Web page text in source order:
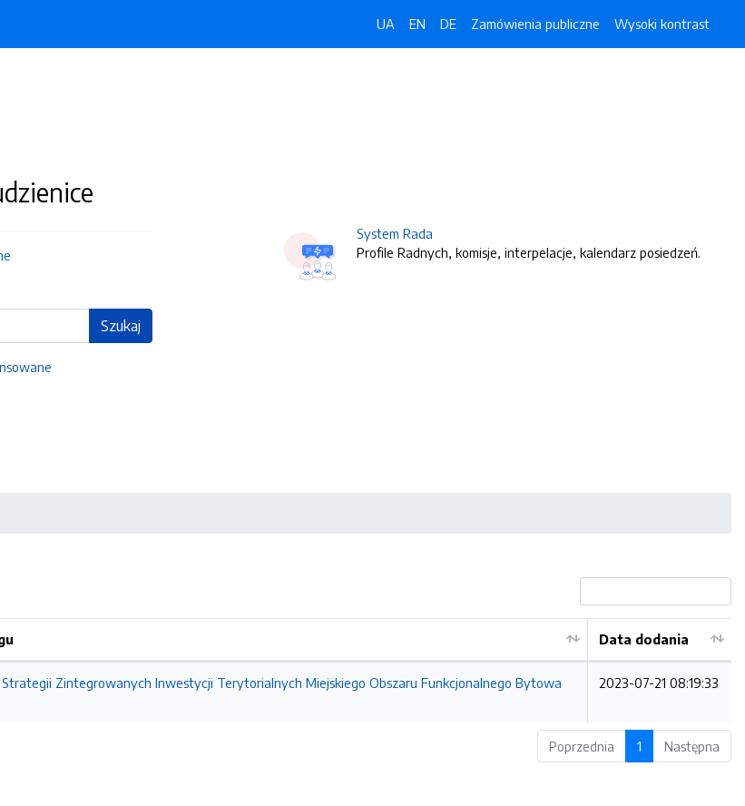
UA EN DE Zamówienia publiczne Wysoki kontrast
Szukaj
System Rada
Profile Radnych, komisje, interpelacje, kalendarz posiedzeń.
Data dodania
Zintegrowanych Inwestycji Terytorialnych Miejskiego Obszaru Funkcjonalnego Bytowa
2023-07-21 08:19:33
Poprzednia 1 Następna